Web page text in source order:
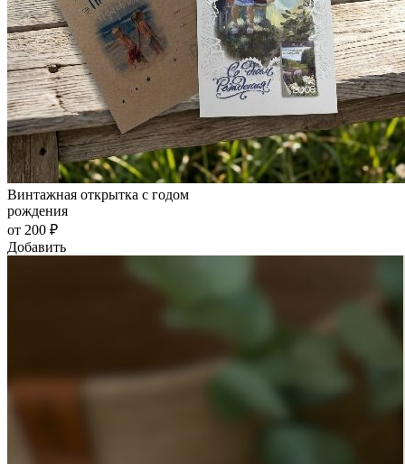
Винтажная открытка с годом
рождения
от 200 ₽
Добавить